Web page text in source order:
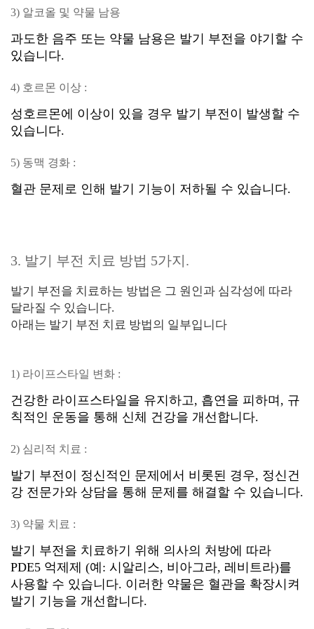
3) 알코올 및 약물 남용
과도한 음주 또는 약물 남용은 발기 부전을 야기할 수
있습니다.
4) 호르몬 이상 :
성호르몬에 이상이 있을 경우 발기 부전이 발생할 수
있습니다.
5) 동맥 경화 :
혈관 문제로 인해 발기 기능이 저하될 수 있습니다.
3. 발기 부전 치료 방법 5가지.
발기 부전을 치료하는 방법은 그 원인과 심각성에 따라
달라질 수 있습니다.
아래는 발기 부전 치료 방법의 일부입니다
1) 라이프스타일 변화 :
건강한 라이프스타일을 유지하고, 흡연을 피하며, 규
칙적인 운동을 통해 신체 건강을 개선합니다.
2) 심리적 치료 :
발기 부전이 정신적인 문제에서 비롯된 경우, 정신건
강 전문가와 상담을 통해 문제를 해결할 수 있습니다.
3) 약물 치료 :
발기 부전을 치료하기 위해 의사의 처방에 따라
PDE5 억제제 (예: 시알리스, 비아그라, 레비트라)를
사용할 수 있습니다. 이러한 약물은 혈관을 확장시켜
발기 기능을 개선합니다.